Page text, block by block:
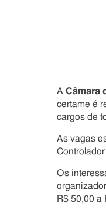
A Câmara
certame é
cargos de
As vagas
Os
R$ 50,00 a